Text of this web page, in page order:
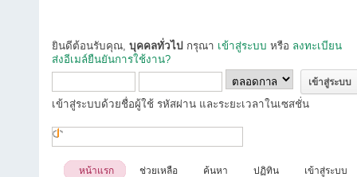
ยินดีต้อนรับคุณ, บุคคลทั่วไป กรุณา เข้าสู่ระบบ หรือ ลงทะเบียน
ส่งอีเมล์ยืนยันการใช้งาน?
เข้าสู่ระบบด้วยชื่อผู้ใช้ รหัสผ่าน และระยะเวลาในเซสชั่น
หน้าแรก ช่วยเหลือ ค้นหา ปฏิทิน เข้าสู่ระบบ